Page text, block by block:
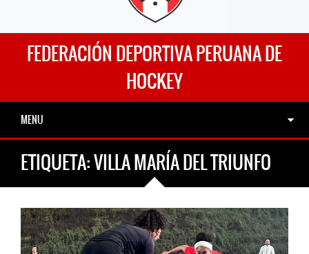
FEDERACIÓN DEPORTIVA PERUANA DE
HOCKEY
MENU
ETIQUETA:VILLA MARÍA DEL TRIUNFO